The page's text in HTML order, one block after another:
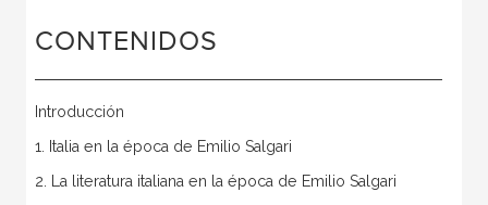
CONTENIDOS
Introducción
1. Italia en la época de Emilio Salgari
2. La literatura italiana en la época de Emilio Salgari